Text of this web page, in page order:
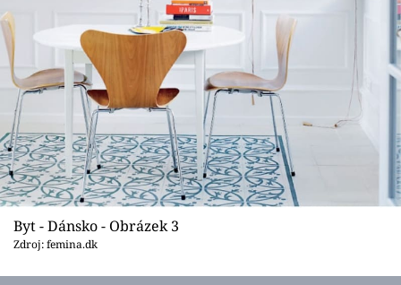
Byt - Dánsko - Obrázek 3
Zdroj: femina.dk